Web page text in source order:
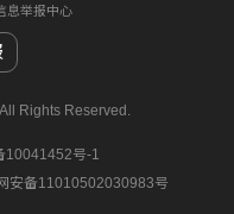
息举报中心
Rights Reserved.
10041452号-1
安备11010502030983号